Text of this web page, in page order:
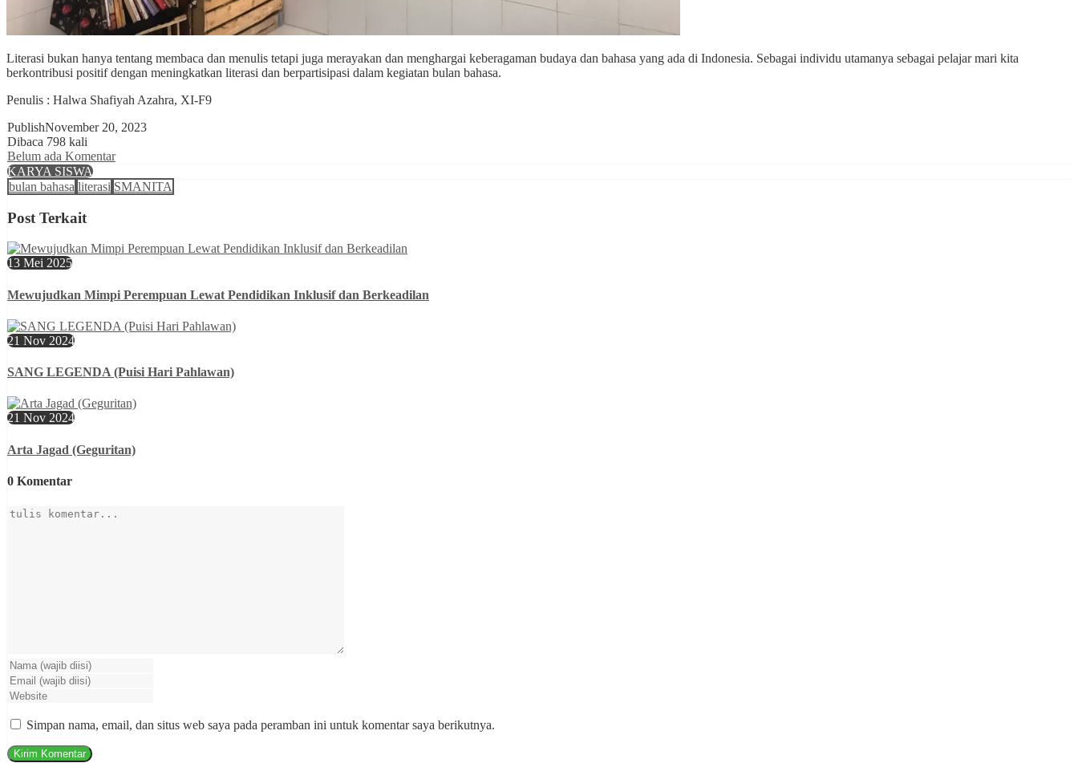
Literasi bukan hanya tentang membaca dan menulis tetapi juga merayakan dan menghargai keberagaman budaya dan bahasa yang ada di Indonesia. Sebagai individu utamanya sebagai pelajar mari kita
berkontribusi positif dengan meningkatkan literasi dan berpartisipasi dalam kegiatan bulan bahasa.
Penulis : Halwa Shafiyah Azahra, XI-F9
PublishNovember 20, 2023
Dibaca 798 kali
Belum ada Komentar
KARYA SISWA
bulan bahasa literasi SMANITA
Post Terkait
13 Mei 2025
Mewujudkan Mimpi Perempuan Lewat Pendidikan Inklusif dan Berkeadilan
21 Nov 2024
SANG LEGENDA (Puisi Hari Pahlawan)
21 Nov 2024
Arta Jagad (Geguritan)
0 Komentar
Simpan nama, email, dan situs web saya pada peramban ini untuk komentar saya berikutnya.